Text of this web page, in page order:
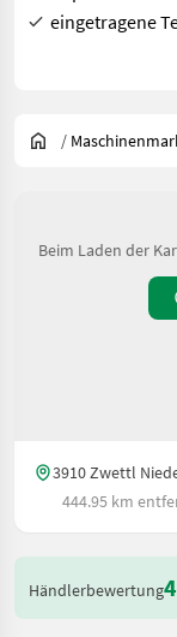
eingetragene
/
Beim Laden der
3910 Zwettl
444.95 km
Händlerbewertung